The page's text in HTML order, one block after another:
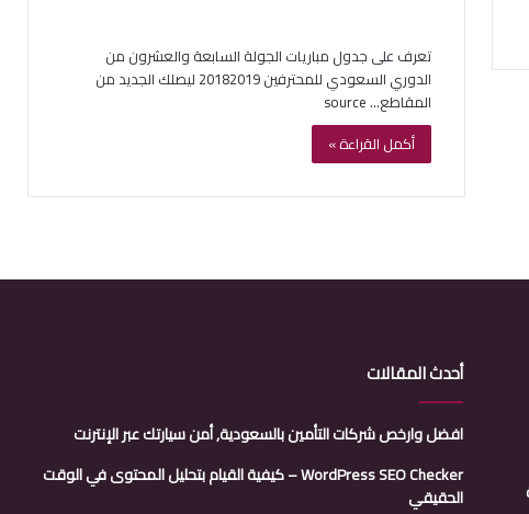
تعرف على جدول مباريات الجولة السابعة والعشرون من
الدوري السعودي للمحترفين 20182019 ليصلك الجديد من
المقاطع… source
أكمل القراءة »
أحدث المقالات
افضل وارخص شركات التأمين بالسعودية, أمن سيارتك عبر الإنترنت
WordPress SEO Checker – كيفية القيام بتحليل المحتوى في الوقت
الحقيقي